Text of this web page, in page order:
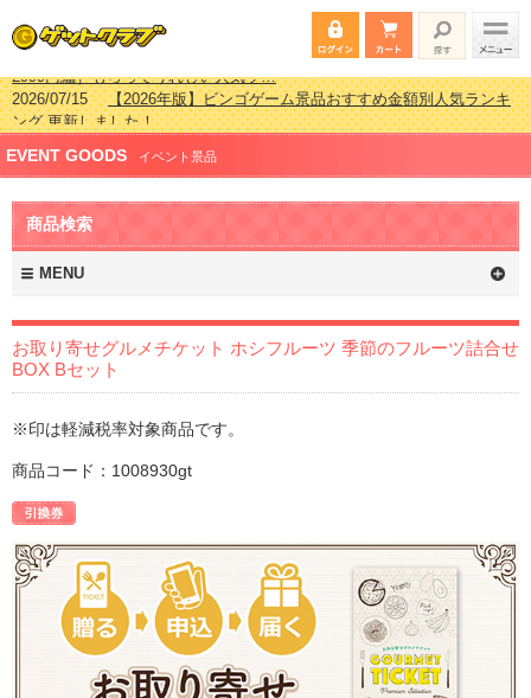
2026/07/15【2026年版】ビンゴゲーム景品おすすめ金額別人気ランキ
ング 更新しました！
2026/04/03【2026年版】ゴルフコンペ景品 3000円未満［2000円～
2999円編］もらってうれしい人気ラ…
2026/02/16【2026年版】結婚式の二次会で貰って嬉しい景品とは？ 更
新しました！
2026/02/03
2999円編］もらってうれしい人気ラ…
EVENT GOODS イベント景品
商品検索
MENU
お取り寄せグルメチケット ホシフルーツ 季節のフルーツ詰合せ
BOX Bセット
※印は軽減税率対象商品です。
商品コード：1008930gt